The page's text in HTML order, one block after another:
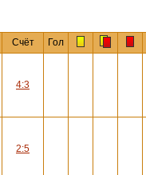
Счёт Гол
4:3
2:5